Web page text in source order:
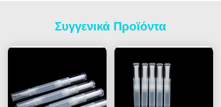
Συγγενικά Προϊόντα